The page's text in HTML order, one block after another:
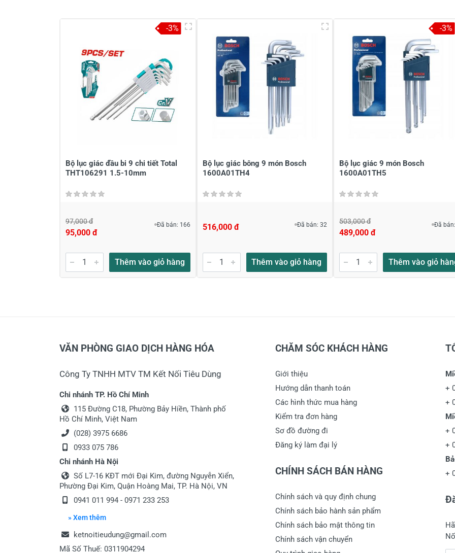
Bộ lục giác đầu bi 9 chi tiết Total
THT106291 1.5-10mm
97,000 đ
95,000 đ
Đã bán: 166
Thêm vào giỏ hàng
-3%
Bộ lục giác bông 9 món Bosch
1600A01TH4
516,000 đ Đã bán: 32
Thêm vào giỏ hàng
Bộ lục giác 9 món Bosch
1600A01TH5
503,000 đ
489,000 đ
Đã
Thêm vào giỏ
-3%
VĂN PHÒNG GIAO DỊCH HÀNG HÓA
Công Ty TNHH MTV TM Kết Nối Tiêu Dùng
Chi nhánh TP. Hồ Chí Minh
115 Đường C18, Phường Bảy Hiền, Thành phố
Hồ Chí Minh, Việt Nam
(028) 3975 6686
0933 075 786
Chi nhánh Hà Nội
Số L7-16 KĐT mới Đại Kim, đường Nguyễn Xiển,
Phường Đại Kim, Quận Hoàng Mai, TP. Hà Nội, VN
0941 011 994 - 0971 233 253
» Xem thêm
ketnoitieudung@gmail.com
Mã Số Thuế: 0311904294
CHĂM SÓC KHÁCH HÀNG
Giới thiệu
Hướng dẫn thanh toán
Các hình thức mua hàng
Kiểm tra đơn hàng
Sơ đồ đường đi
Đăng ký làm đại lý
CHÍNH SÁCH BÁN HÀNG
Chính sách và quy định chung
Chính sách bảo hành sản phẩm
Chính sách bảo mật thông tin
Chính sách vận chuyển
+
+
+
+
+